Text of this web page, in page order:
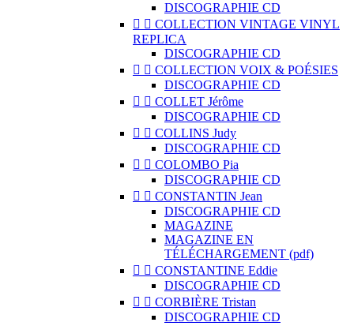
DISCOGRAPHIE CD
  COLLECTION VINTAGE VINYL
REPLICA
DISCOGRAPHIE CD
  COLLECTION VOIX & POÉSIES
DISCOGRAPHIE CD
  COLLET Jérôme
DISCOGRAPHIE CD
  COLLINS Judy
DISCOGRAPHIE CD
  COLOMBO Pia
DISCOGRAPHIE CD
  CONSTANTIN Jean
DISCOGRAPHIE CD
MAGAZINE
MAGAZINE EN
TÉLÉCHARGEMENT (pdf)
  CONSTANTINE Eddie
DISCOGRAPHIE CD
  CORBIÈRE Tristan
DISCOGRAPHIE CD